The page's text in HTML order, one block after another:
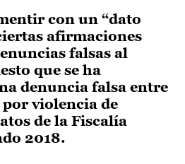
con un “dato
afirmaciones
falsas al
que se ha
denuncia falsa entre
por violencia de
de la Fiscalía
2018.